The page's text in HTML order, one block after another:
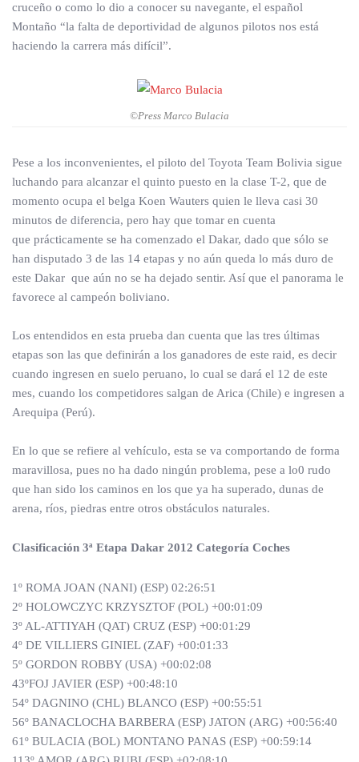
cruceño o como lo dio a conocer su navegante, el español
Montaño “la falta de deportividad de algunos pilotos nos está
haciendo la carrera más difícil”.
©Press Marco Bulacia
Pese a los inconvenientes, el piloto del Toyota Team Bolivia sigue
luchando para alcanzar el quinto puesto en la clase T-2, que de
momento ocupa el belga Koen Wauters quien le lleva casi 30
minutos de diferencia, pero hay que tomar en cuenta
que prácticamente se ha comenzado el Dakar, dado que sólo se
han disputado 3 de las 14 etapas y no aún queda lo más duro de
este Dakar que aún no se ha dejado sentir. Así que el panorama le
favorece al campeón boliviano.
Los entendidos en esta prueba dan cuenta que las tres últimas
etapas son las que definirán a los ganadores de este raid, es decir
cuando ingresen en suelo peruano, lo cual se dará el 12 de este
mes, cuando los competidores salgan de Arica (Chile) e ingresen a
Arequipa (Perú).
En lo que se refiere al vehículo, esta se va comportando de forma
maravillosa, pues no ha dado ningún problema, pese a lo0 rudo
que han sido los caminos en los que ya ha superado, dunas de
arena, ríos, piedras entre otros obstáculos naturales.
Clasificación 3ª Etapa Dakar 2012 Categoría Coches
1º ROMA JOAN (NANI) (ESP) 02:26:51
2º HOLOWCZYC KRZYSZTOF (POL) +00:01:09
3º AL-ATTIYAH (QAT) CRUZ (ESP) +00:01:29
4º DE VILLIERS GINIEL (ZAF) +00:01:33
5º GORDON ROBBY (USA) +00:02:08
43ºFOJ JAVIER (ESP) +00:48:10
54º DAGNINO (CHL) BLANCO (ESP) +00:55:51
56º BANACLOCHA BARBERA (ESP) JATON (ARG) +00:56:40
61º BULACIA (BOL) MONTANO PANAS (ESP) +00:59:14